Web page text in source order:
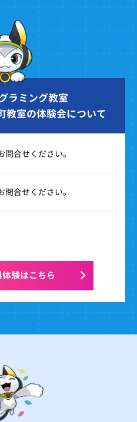
ラミング教室
教室の体験会について
問合せください。
問合せください。
体験はこちら